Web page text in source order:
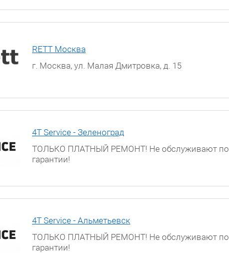
RETT Москва
г. Москва, ул. Малая Дмитровка, д. 15
4T Service - Зеленоград
ТОЛЬКО ПЛАТНЫЙ РЕМОНТ! Не обслуживают по
гарантии!
4T Service - Альметьевск
ТОЛЬКО ПЛАТНЫЙ РЕМОНТ! Не обслуживают по
гарантии!